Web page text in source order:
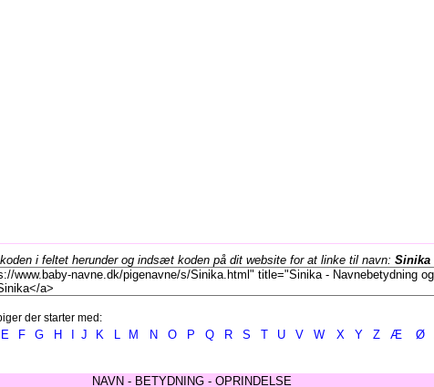
i feltet herunder og indsæt koden på dit website for at linke til navn: Sinika
der starter med:
E F G H J K L M N O P Q R S T U V W X Y Z Æ Ø
NAVN - BETYDNING - OPRINDELSE